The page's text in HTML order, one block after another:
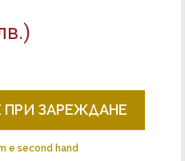
ЗАРЕЖДАНЕ
е second hand